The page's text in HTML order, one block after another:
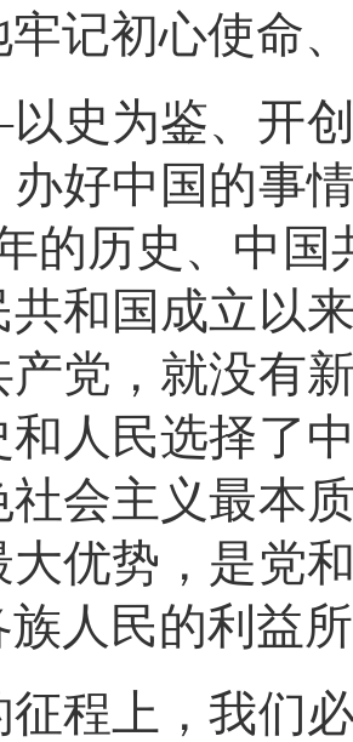
牢记初心使命
为鉴、开创
办好中国的事
的历史、中
共和国成立以
党，就没有
和人民选择了
社会主义最本
优势，是党
族人民的利益
上，我们必